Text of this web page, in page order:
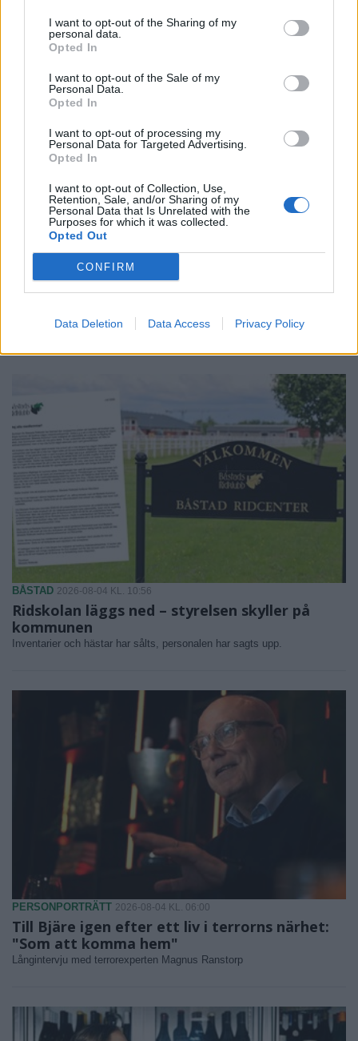
I want to opt-out of the Sharing of my
personal data.
Opted In
I want to opt-out of the Sale of my
Personal Data.
Opted In
I want to opt-out of processing my
Personal Data for Targeted Advertising.
Opted In
I want to opt-out of Collection, Use,
Retention, Sale, and/or Sharing of my
Personal Data that Is Unrelated with the
Purposes for which it was collected.
Opted Out
CONFIRM
Data Deletion Data Access Privacy Policy
"Det fanns inga
alternativ –
tvungna att sälja"
Nuvarande styrelse i Båstad
Ridklubb får stöd av en
medlem.
Ridklubben
polisanmäld – av
har fått nog"
Båstad Ridklubbs styrelse
allt sålts av.
BÅSTAD 2026-08-04 KL. 10:56
Ridskolan läggs ned – styrelsen skyller på
kommunen
Inventarier och hästar har sålts, personalen har sagts upp.
PERSONPORTRÄTT 2026-08-04 KL. 06:00
Till Bjäre igen efter ett liv i terrorns närhet:
"Som att komma hem"
Långintervju med terrorexperten Magnus Ranstorp